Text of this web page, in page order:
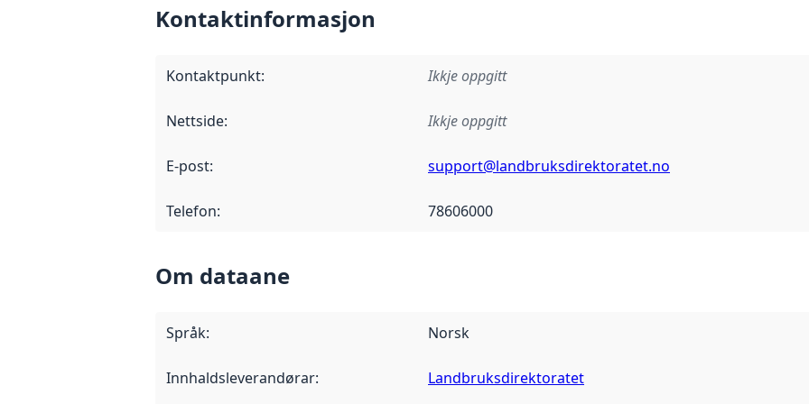
Kontaktinformasjon
Kontaktpunkt: Ikkje oppgitt
Nettside: Ikkje oppgitt
E-post: support@landbruksdirektoratet.no
Telefon: 78606000
Om dataane
Språk: Norsk
Innhaldsleverandørar: Landbruksdirektoratet